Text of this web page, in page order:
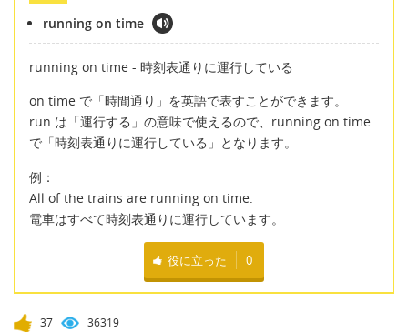
running on time
running on time - 時刻表通りに運行している
on time で「時間通り」を英語で表すことができます。
run は「運行する」の意味で使えるので、running on time
で「時刻表通りに運行している」となります。
例：
All of the trains are running on time.
電車はすべて時刻表通りに運行しています。
役に立った 0
37 36319